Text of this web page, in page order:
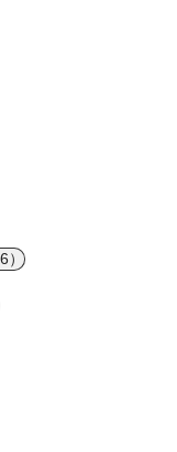
件の記事
）16件の記事
の記事
件の記事
の記事